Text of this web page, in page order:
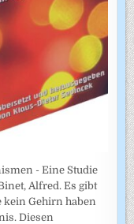
- Eine Studie
Alfred. Es gibt
Gehirn haben
Diesen